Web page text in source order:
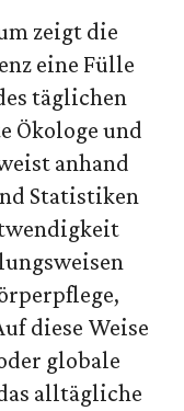
zeigt die
eine Fülle
täglichen
Ökologe und
anhand
Statistiken
diese Weise
globale
alltägliche